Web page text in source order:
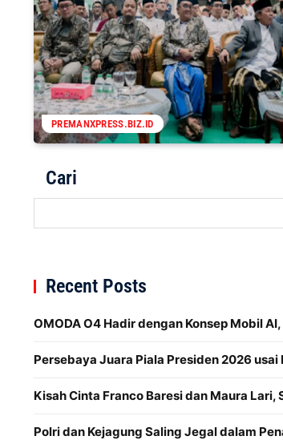
PREMANXPRESS.BIZ.ID
Cari
Recent Posts
OMODA O4 Hadir dengan Konsep Mobil
Persebaya Juara Piala Presiden 2026
Kisah Cinta Franco Baresi dan Maura
Polri dan Kejagung Saling Jegal dalam